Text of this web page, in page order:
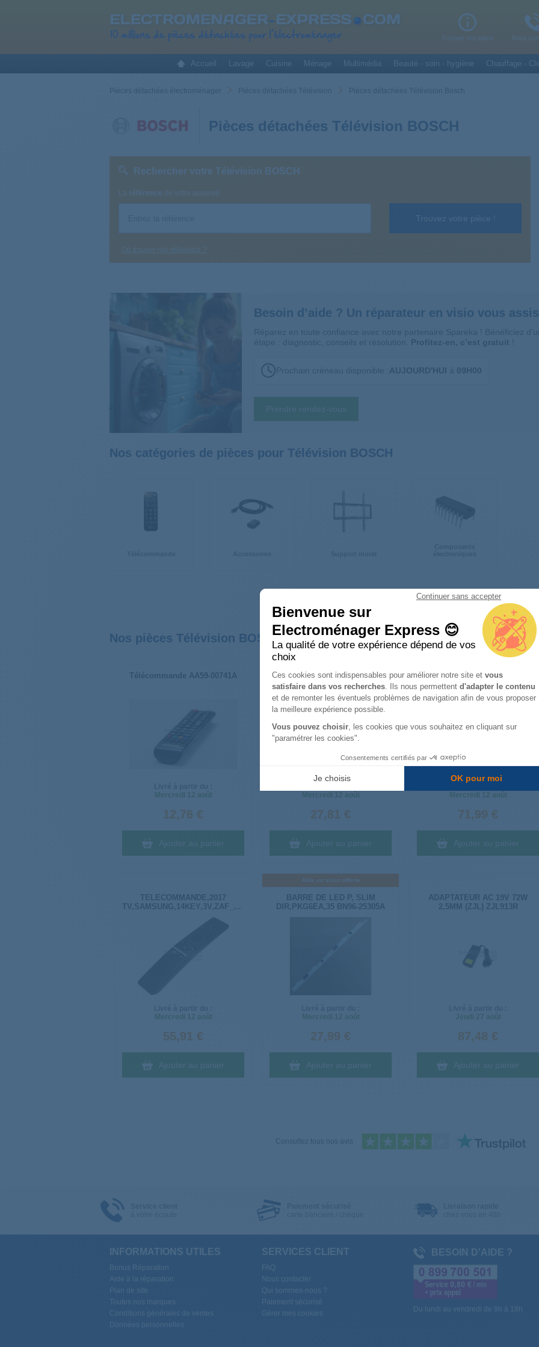
Continuer sans accepter
Bienvenue sur
Electroménager Express 😊
La qualité de votre expérience dépend de vos
choix
Plateforme de Gestion du
Ces cookies sont indispensables pour améliorer notre site et vous
satisfaire dans vos recherches. Ils nous permettent d'adapter le contenu
et de remonter les éventuels problèmes de navigation afin de vous proposer
la meilleure expérience possible.
Vous pouvez choisir, les cookies que vous souhaitez en cliquant sur
"paramétrer les cookies".
Consentements certifiés par
Je choisis OK pour moi
Axeptio consent
Trouver ma pièce Nous
Accueil Lavage Cuisine Ménage Multimédia Beauté - soin - hygiène Chauffage -
Pièces détachées électroménager Pièces détachées Télévision Pièces détachées Télévision Bosch
Pièces détachées Télévision BOSCH
Rechercher votre Télévision BOSCH
La référence de votre appareil
Trouvez votre pièce !
Où trouver ma référence ?
Besoin d’aide ? Un réparateur en visio vous
Réparez en toute confiance avec notre partenaire Spareka ! Bénéficiez
étape : diagnostic, conseils et résolution. Profitez-en, c’est gratuit
Prochain créneau disponible : AUJOURD'HUI à 09H00
Prendre rendez-vous
Nos catégories de pièces pour Télévision BOSCH
Nos pièces Télévision BOSCH les plus remplacées
Télécommande AA59-00741A
Mercredi
12 août
12,76 €
Ajouter au panier
Télécommande AKB74115502
Mercredi
12 août
27,81 €
Ajouter au panier
Adaptateur de secteur 19vdc-
2,1a EAY63190004
Mercredi
12 août
71,99 €
Ajouter au panier
TELECOMMANDE,2017
TV,SAMSUNG,14KEY,3V,ZAF_RUB
Mercredi
12 août
55,91 €
Ajouter au panier
Aide en visio offerte
BARRE DE LED P, SLIM
DIR,PKG6EA,35 BN96-25305A
Mercredi
12 août
27,99 €
Ajouter au panier
ADAPTATEUR AC 19V 72W
2,5MM (ZJL) ZJL913R
Jeudi
27 août
87,48 €
Ajouter au panier
Consultez tous nos avis
INFORMATIONS UTILES
Bonus Réparation
Aide à la réparation
Plan de site
Toutes nos marques
Conditions générales de ventes
Données personnelles
SERVICES CLIENT
FAQ
Nous contacter
Qui sommes-nous ?
Paiement sécurisé
Gérer mes cookies
BESOIN D'AIDE ?
Du lundi au vendredi de 9h à 18h